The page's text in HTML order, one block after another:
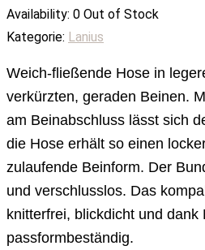
Availability: 0 Out of Stock
Kategorie: Lanius
Weich-fließende Hose in
verkürzten, geraden Beinen.
am Beinabschluss lässt sich
die Hose erhält so einen
zulaufende Beinform. Der
und verschlusslos. Das
knitterfrei, blickdicht und dank
passformbeständig.